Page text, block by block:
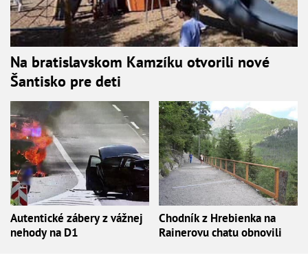
Na bratislavskom Kamzíku otvorili nové
Šantisko pre deti
Autentické zábery z vážnej
nehody na D1
Chodník z Hrebienka na
Rainerovu chatu obnovili